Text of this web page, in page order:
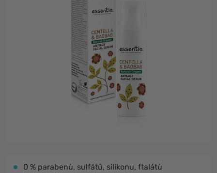
0 % parabenů, sulfátů, silikonu, ftalátů